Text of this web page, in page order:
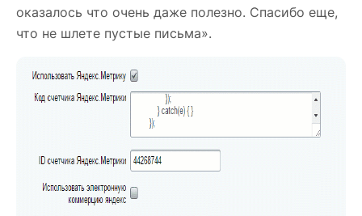
оказалось что очень даже полезно. Спасибо еще,
что не шлете пустые письма».